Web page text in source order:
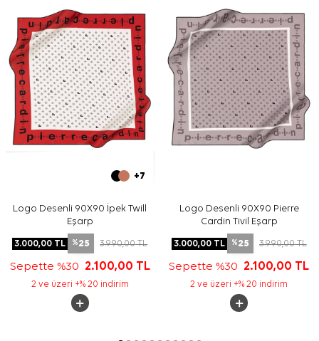
+7
Logo Desenli 90X90 İpek Twill
Eşarp
3.000,00 TL %25 3.990,00TL
Sepette %30 2.100,00 TL
2 ve üzeri +% 20 indirim
Logo Desenli 90X90 Pierre
Cardin Tivil Eşarp
3.000,00TL %25 3.990,00TL
Sepette %30 2.100,00 TL
2 ve üzeri +% 20 indirim